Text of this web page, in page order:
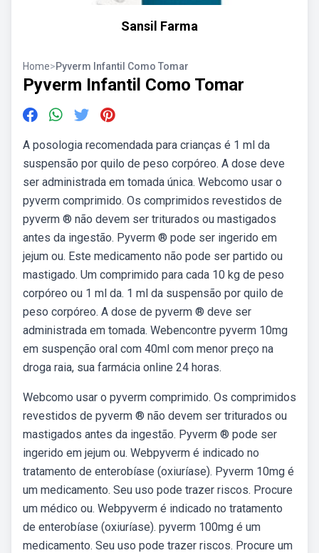
Sansil Farma
Home>Pyverm Infantil Como Tomar
Pyverm Infantil Como Tomar
A posologia recomendada para crianças é 1 ml da
suspensão por quilo de peso corpóreo. A dose deve
ser administrada em tomada única. Webcomo usar o
pyverm comprimido. Os comprimidos revestidos de
pyverm ® não devem ser triturados ou mastigados
antes da ingestão. Pyverm ® pode ser ingerido em
jejum ou. Este medicamento não pode ser partido ou
mastigado. Um comprimido para cada 10 kg de peso
corpóreo ou 1 ml da. 1 ml da suspensão por quilo de
peso corpóreo. A dose de pyverm ® deve ser
administrada em tomada. Webencontre pyverm 10mg
em suspenção oral com 40ml com menor preço na
droga raia, sua farmácia online 24 horas.
Webcomo usar o pyverm comprimido. Os comprimidos
revestidos de pyverm ® não devem ser triturados ou
mastigados antes da ingestão. Pyverm ® pode ser
ingerido em jejum ou. Webpyverm é indicado no
tratamento de enterobíase (oxiuríase). Pyverm 10mg é
um medicamento. Seu uso pode trazer riscos. Procure
um médico ou. Webpyverm é indicado no tratamento
de enterobíase (oxiuríase). pyverm 100mg é um
medicamento. Seu uso pode trazer riscos. Procure um